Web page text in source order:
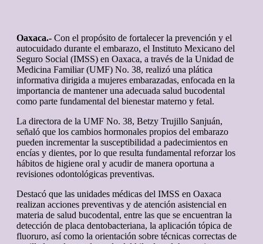
Oaxaca.- Con el propósito de fortalecer la prevención y el
autocuidado durante el embarazo, el Instituto Mexicano del
Seguro Social (IMSS) en Oaxaca, a través de la Unidad de
Medicina Familiar (UMF) No. 38, realizó una plática
informativa dirigida a mujeres embarazadas, enfocada en la
importancia de mantener una adecuada salud bucodental
como parte fundamental del bienestar materno y fetal.
La directora de la UMF No. 38, Betzy Trujillo Sanjuán,
señaló que los cambios hormonales propios del embarazo
pueden incrementar la susceptibilidad a padecimientos en
encías y dientes, por lo que resulta fundamental reforzar los
hábitos de higiene oral y acudir de manera oportuna a
revisiones odontológicas preventivas.
Destacó que las unidades médicas del IMSS en Oaxaca
realizan acciones preventivas y de atención asistencial en
materia de salud bucodental, entre las que se encuentran la
detección de placa dentobacteriana, la aplicación tópica de
fluoruro, así como la orientación sobre técnicas correctas de